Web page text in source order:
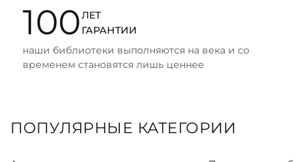
100ЛЕТ
ГАРАНТИИ
наши библиотеки выполняются на века и со
временем становятся лишь ценнее
ПОПУЛЯРНЫЕ КАТЕГОРИИ